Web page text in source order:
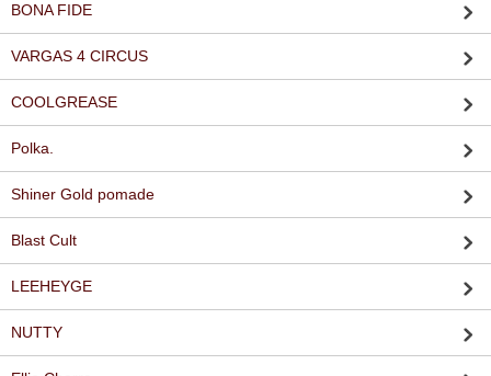
BONA FIDE
VARGAS 4 CIRCUS
COOLGREASE
Polka.
Shiner Gold pomade
Blast Cult
LEEHEYGE
NUTTY